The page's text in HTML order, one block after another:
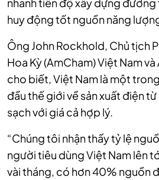
huy động tốt nguồn năng
Ông John Rockhold, Chủ tịch
Hoa Kỳ (AmCham) Việt Nam
cho biết, Việt Nam là một
đầu thế giới về sản xuất điện
sạch với giá cả hợp lý.
“Chúng tôi nhận thấy tỷ lệ
người tiêu dùng Việt Nam lên
vài tháng, có hơn 40% nguồn